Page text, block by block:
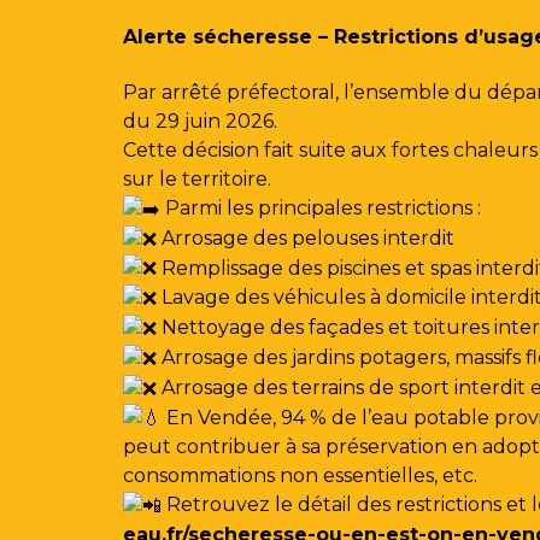
Alerte sécheresse – Restrictions
Par arrêté préfectoral, l’ensemble du
du 29 juin 2026.
Cette décision fait suite aux fortes
sur le territoire.
Parmi les principales restrictions :
Arrosage des pelouses interdit
Remplissage des piscines et spas
Lavage des véhicules à domicile interdit
Nettoyage des façades et toitures
Arrosage des jardins potagers,
Arrosage des terrains de sport interdit
En Vendée, 94 % de l’eau potable
peut contribuer à sa préservation en
consommations non essentielles, etc.
Retrouvez le détail des restrictions et
eau.fr/secheresse-ou-en-est-on-en-